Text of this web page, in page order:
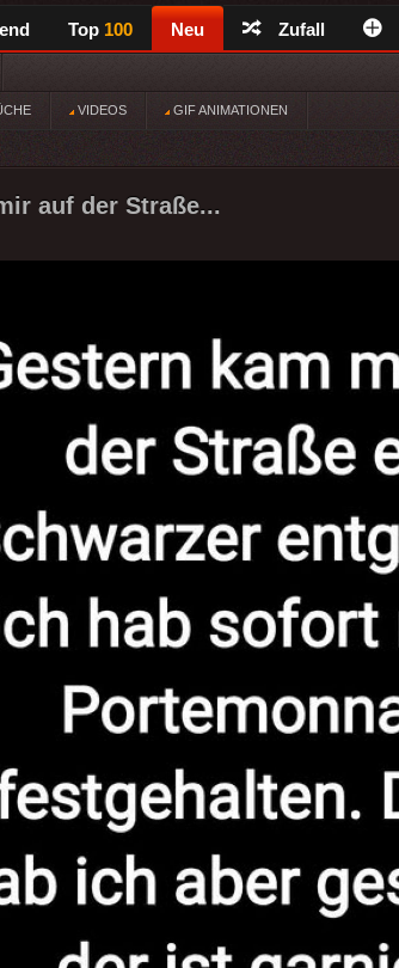
Top 100 Neu Zufall
VIDEOS GIF ANIMATIONEN
auf der Straße...